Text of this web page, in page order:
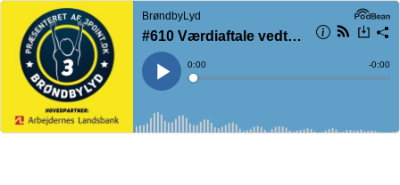
BrøndbyLyd
#610 Værdiaftale vedtaget - hvad så nu?
Play
Current
Time
0:00
Loaded
-0:00